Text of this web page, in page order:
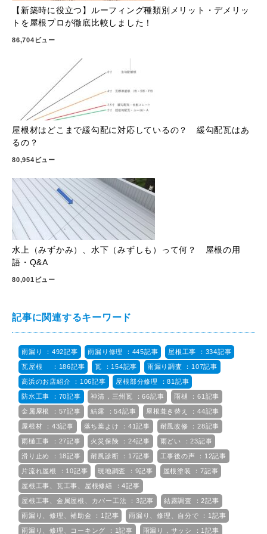
【新築時に役立つ】ルーフィング種類別メリット・デメリッ
トを屋根プロが徹底比較しました！
86,704ビュー
屋根材はどこまで緩勾配に対応しているの？ 緩勾配瓦はあ
るの？
80,954ビュー
水上（みずかみ）、水下（みずしも）って何？ 屋根の用
語・Q&A
80,001ビュー
記事に関連するキーワード
雨漏り ：492記事 雨漏り修理 ：445記事 屋根工事 ：334記事
瓦屋根 ：186記事 瓦 ：154記事 雨漏り調査 ：107記事
高浜のお店紹介 ：106記事 屋根部分修理 ：81記事
防水工事 ：70記事 神清，三州瓦 ：66記事 雨樋 ：61記事
金属屋根 ：57記事 結露 ：54記事 屋根葺き替え ：44記事
屋根材 ：43記事 落ち葉よけ ：41記事 耐風改修 ：28記事
雨樋工事 ：27記事 火災保険 ：24記事 雨どい ：23記事
滑り止め ：18記事 耐風診断 ：17記事 工事後の声 ：12記事
片流れ屋根 ：10記事 現地調査 ：9記事 屋根塗装 ：7記事
屋根工事、瓦工事、屋根修繕 ：4記事
屋根工事、金属屋根、カバー工法 ：3記事 結露調査 ：2記事
雨漏り、修理、補助金 ：1記事 雨漏り、修理、自分で ：1記事
雨漏り、修理、コーキング ：1記事 雨漏り，サッシ ：1記事